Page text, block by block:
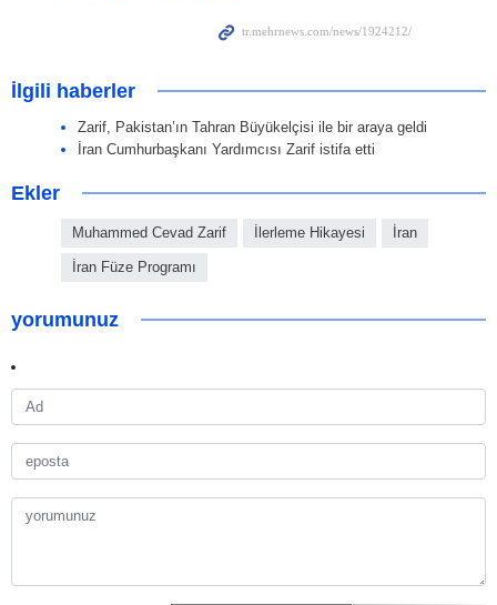
İlgili haberler
Zarif, Pakistan’ın Tahran Büyükelçisi ile bir araya geldi
İran Cumhurbaşkanı Yardımcısı Zarif istifa etti
Ekler
Muhammed Cevad Zarif İlerleme Hikayesi İran
İran Füze Programı
yorumunuz